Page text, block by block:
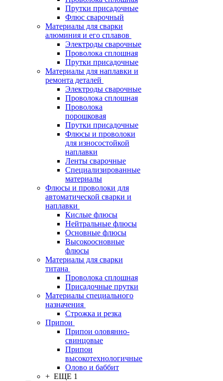
Прутки присадочные
Флюс сварочный
Материалы для сварки
алюминия и его сплавов
Электроды сварочные
Проволока сплошная
Прутки присадочные
Материалы для наплавки и
ремонта деталей
Электроды сварочные
Проволока сплошная
Проволока
порошковая
Прутки присадочные
Флюсы и проволоки
для износостойкой
наплавки
Ленты сварочные
Специализированные
материалы
Флюсы и проволоки для
автоматической сварки и
наплавки
Кислые флюсы
Нейтральные флюсы
Основные флюсы
Высокоосновные
флюсы
Материалы для сварки
титана
Проволока сплошная
Присадочные прутки
Материалы специального
назначения
Строжка и резка
Припои
Припои оловянно-
свинцовые
Припои
высокотехнологичные
Олово и баббит
+ ЕЩЕ 1